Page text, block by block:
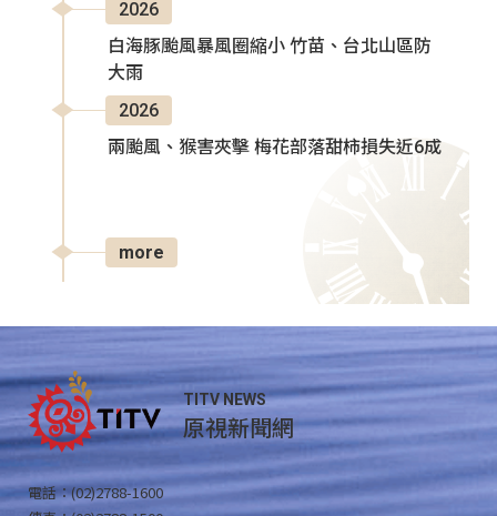
2026
白海豚颱風暴風圈縮小 竹苗、台北山區防
大雨
2026
兩颱風、猴害夾擊 梅花部落甜柿損失近6成
more
TITV NEWS
原視新聞網
電話：(02)2788-1600